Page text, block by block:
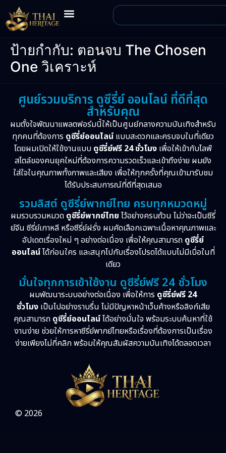
ป้ายกำกับ: ตอนจบ The Chosen
One วิเคราะห์
ศูนย์รวมบริการ ดูซีรี่ย์ ออนไลน์ ที่ดีที่สุด
สำหรับคุณ
ผมตั้งใจพัฒนาแพลตฟอร์มนี้ให้เป็นศูนย์กลางความบันเทิงสำหรับ
ทุกคนที่ต้องการ ดูซีรี่ย์ออนไลน์ แบบสะดวกและครบจบในที่เดียว
โดยผมเปิดให้ใช้งานแบบ ดูซีรี่ย์ฟรี 24 ชั่วโมง เพื่อให้เข้ากับไลฟ์
สไตล์ของคนยุคใหม่ที่ต้องการความรวดเร็วและเข้าถึงง่าย ผมยัง
ใส่ใจในคุณภาพทั้งภาพและเสียง เพื่อให้ทุกครั้งที่คุณเข้ามารับชม
ได้รับประสบการณ์ที่ดีที่สุดเสมอ
รวมลิสต์ ดูซีรี่ย์พากย์ไทย ครบทุกหมวดหมู่
ผมรวบรวมหมวด ดูซีรี่ย์พากย์ไทย ไว้อย่างครบถ้วน ไม่ว่าจะเป็นซีรี่
ย์จีน ซีรี่ย์เกาหลี หรือซีรี่ย์ฝรั่ง ผมคัดเลือกเฉพาะเนื้อหาคุณภาพและ
อัปเดตเรื่องใหม่ ๆ อย่างต่อเนื่อง เพื่อให้คุณสามารถ ดูซีรี่ย์
ออนไลน์ได้ก่อนใคร และสนุกไปกับเรื่องโปรดได้แบบไม่มีเบื่อในที่
เดียว
มั่นใจทุกการเข้าใช้งาน ดูซีรี่ย์ฟรี 24 ชั่วโมง
ผมพัฒนาระบบอย่างต่อเนื่อง เพื่อให้การ ดูซีรี่ย์ฟรี 24
ชั่วโมงเป็นไปอย่างราบรื่น ไม่มีปัญหาหน้าเว็บค้างหรือลิงก์เสีย
คุณสามารถ ดูซีรี่ย์ออนไลน์ได้อย่างมั่นใจ พร้อมระบบค้นหาที่ใช้
งานง่าย ช่วยให้การหาซีรี่ย์พากย์ไทยหรือเรื่องที่ต้องการเป็นเรื่อง
ง่ายเพียงไม่กี่คลิก พร้อมให้คุณสัมผัสความบันเทิงได้ตลอดเวลา
© 2026